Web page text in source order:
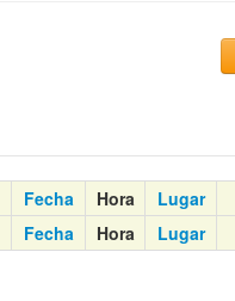
Fecha Hora Lugar
Fecha Hora Lugar